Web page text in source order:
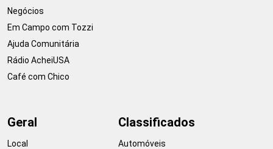
Negócios
Em Campo com Tozzi
Ajuda Comunitária
Rádio AcheiUSA
Café com Chico
Geral
Local
Classificados
Automóveis